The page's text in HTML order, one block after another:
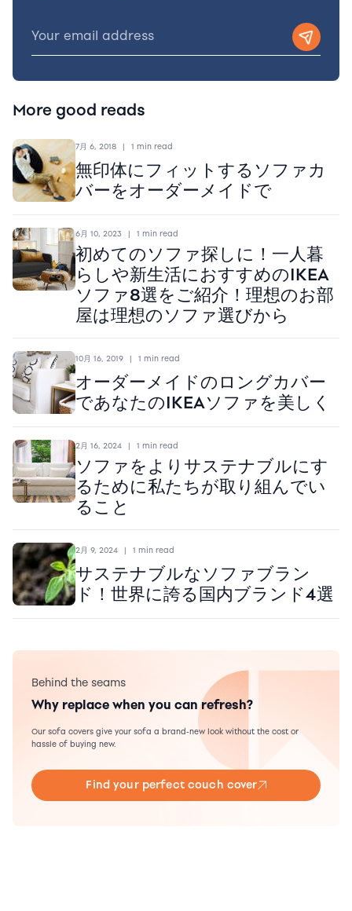
More good reads
7月 6, 2018 | 1 min read
無印体にフィットするソファカ
バーをオーダーメイドで
6月 10, 2023 | 1 min read
初めてのソファ探しに！一人暮
らしや新生活におすすめのIKEA
ソファ8選をご紹介！理想のお部
屋は理想のソファ選びから
10月 16, 2019 | 1 min read
オーダーメイドのロングカバー
であなたのIKEAソファを美しく
2月 16, 2024 | 1 min read
ソファをよりサステナブルにす
るために私たちが取り組んでい
ること
2月 9, 2024 | 1 min read
サステナブルなソファブラン
ド！世界に誇る国内ブランド4選
Behind the seams
Why replace when you can refresh?
Our sofa covers give your sofa a brand-new look without the cost or
hassle of buying new.
Find your perfect couch cover